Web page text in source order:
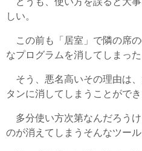
しい。
この前も「居室」で隣の席
なプログラムを消してしまっ
そう、悪名高いその理由は
タンに消してしまうことができ
多分使い方次第なんだろう
のが消えてしまうそんなツール